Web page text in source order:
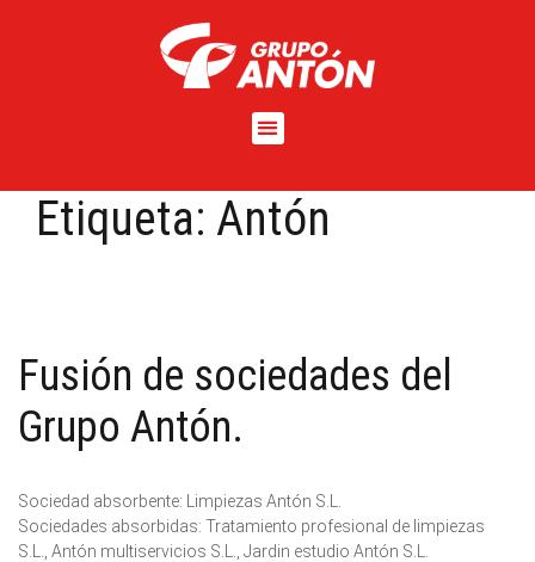
Etiqueta: Antón
Fusión de sociedades del
Grupo Antón.
Sociedad absorbente: Limpiezas Antón S.L.
Sociedades absorbidas: Tratamiento profesional de limpiezas
S.L., Antón multiservicios S.L., Jardin estudio Antón S.L.